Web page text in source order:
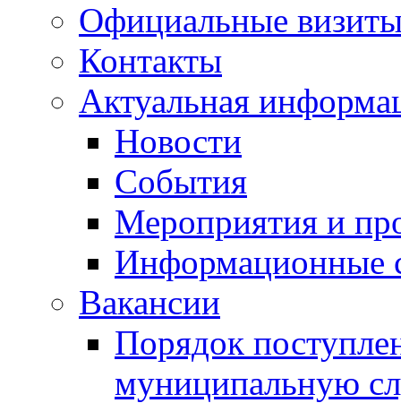
Официальные
Контакты
Актуальная
Новости
События
Мероприятия и
Информационные
Вакансии
Порядок
муниципальную